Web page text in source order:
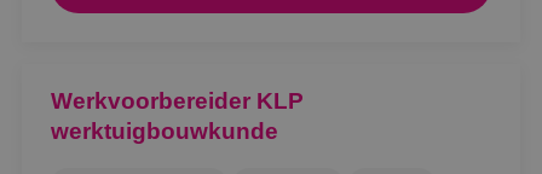
Werkvoorbereider KLP
werktuigbouwkunde